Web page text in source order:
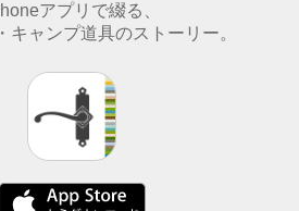
アプリで綴る、
キャンプ道具のストーリー。